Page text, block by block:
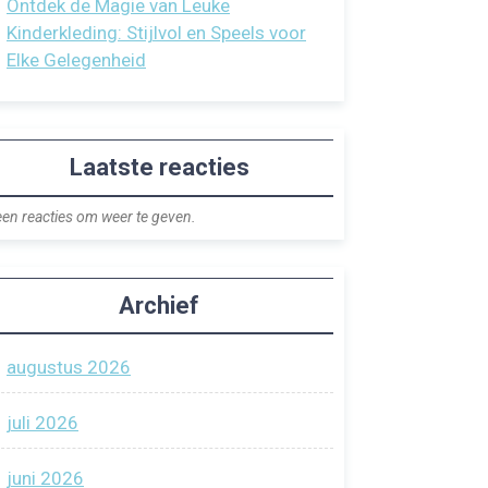
Ontdek de Magie van Leuke
Kinderkleding: Stijlvol en Speels voor
Elke Gelegenheid
Laatste reacties
reacties om weer te geven.
Archief
augustus 2026
juli 2026
juni 2026